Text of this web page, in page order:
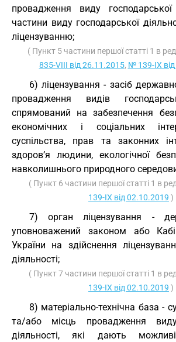
провадження виду
частини виду господарської
ліцензуванню;
( Пункт 5 частини першої статті 1 в
835-VIII від 26.11.2015, № 139-IX
6) ліцензування - засіб
провадження видів
спрямований на забезпечення
економічних і соціальних
суспільства, прав та законних
здоров’я людини, екологічної
навколишнього природного
( Пункт 6 частини першої статті 1 в
139-IX від 02.10.2019 )
7) орган ліцензування -
уповноважений законом або
України на здійснення
діяльності;
( Пункт 7 частини першої статті 1 в
139-IX від 02.10.2019 )
8) матеріально-технічна база -
та/або місць провадження виду
діяльності, які дають